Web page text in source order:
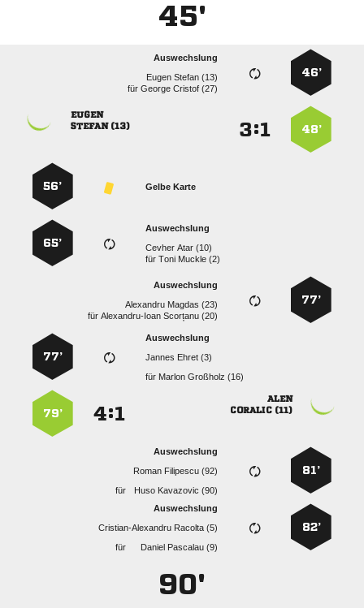
45'
46’
Auswechslung
  
für  
48’
:

 
Gelbe Karte
56’
Auswechslung
  
für  
65’
77’
Auswechslung
  
für  
Auswechslung
  
für   
77’

 
:
79’
81’
Auswechslung
  
für
  
82’
Auswechslung
  
für
  
90'